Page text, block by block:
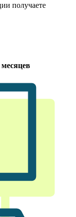
получаете
месяцев